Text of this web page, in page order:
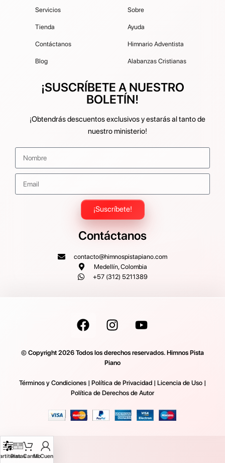
Servicios
Tienda
Contáctanos
Blog
Sobre
Ayuda
Himnario Adventista
Alabanzas Cristianas
¡SUSCRÍBETE A NUESTRO
BOLETÍN!
¡Obtendrás descuentos exclusivos y estarás al tanto de
nuestro ministerio!
¡Suscríbete!
Contáctanos
contacto@himnospistapiano.com
Medellín, Colombia
+57 (312) 5211389
© Copyright 2026 Todos los derechos reservados. Himnos Pista
Piano
Términos y Condiciones| Política de Privacidad| Licencia de Uso|
Política de Derechos de Autor
PistasCarritoMi Cuenta